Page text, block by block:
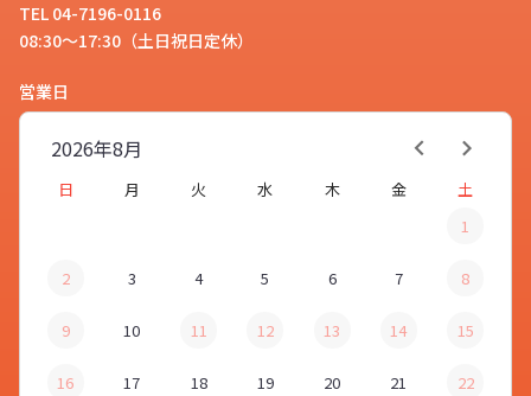
TEL 04-7196-0116
08:30～17:30（土日祝日定休）
営業日
8月
2026年
日 月 火 水 木 金
土
1
2 3 4 5 6 7 8
9 10 11 12 13 14 15
16 17 18 19 20 21 22